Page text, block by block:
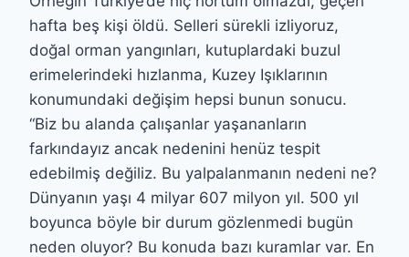
hafta beş kişi öldü. Selleri sürekli izliyoruz,
doğal orman yangınları, kutuplardaki buzul
erimelerindeki hızlanma, Kuzey Işıklarının
konumundaki değişim hepsi bunun sonucu.
“Biz bu alanda çalışanlar yaşananların
farkındayız ancak nedenini henüz tespit
edebilmiş değiliz. Bu yalpalanmanın nedeni ne?
Dünyanın yaşı 4 milyar 607 milyon yıl. 500 yıl
boyunca böyle bir durum gözlenmedi bugün
neden oluyor? Bu konuda bazı kuramlar var. En